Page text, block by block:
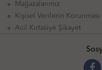
Mağazalarımız
Kişisel Verilerin Korunması
Acil Kırtasiye Şikayet